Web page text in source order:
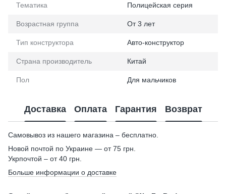
Тематика Полицейская серия
Возрастная группа От 3 лет
Тип конструктора Авто-конструктор
Страна производитель Китай
Пол Для мальчиков
Доставка Оплата Гарантия Возврат
Самовывоз из нашего магазина – бесплатно.
Новой почтой по Украине — от 75 грн.
Укрпочтой – от 40 грн.
Больше информации о доставке